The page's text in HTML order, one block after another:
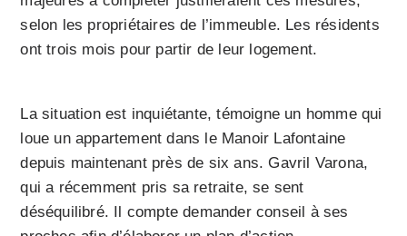
selon les propriétaires de l’immeuble. Les résidents
ont trois mois pour partir de leur logement.
La situation est inquiétante, témoigne un homme qui
loue un appartement dans le Manoir Lafontaine
depuis maintenant près de six ans. Gavril Varona,
qui a récemment pris sa retraite, se sent
déséquilibré. Il compte demander conseil à ses